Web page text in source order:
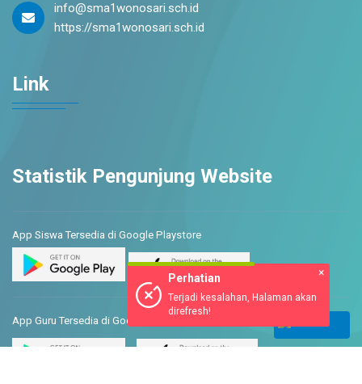
info@sma1wonosari.sch.id
https://sma1wonosari.sch.id
Link
Statistik Pengunjung Website
App Siswa Tersedia di Google Playstore
App Guru Tersedia di Google Play & App Store
×
Perhatian
Terjadi kesalahan, Halaman akan
direfresh!